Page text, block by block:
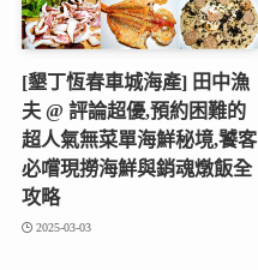
[墾丁恆春車城海產] 田中漁
夫 @ 評論超優,預約困難的
超人氣無菜單海鮮秘境,饕客
必嚐現撈海鮮與銷魂燉飯全
攻略
2025-03-03